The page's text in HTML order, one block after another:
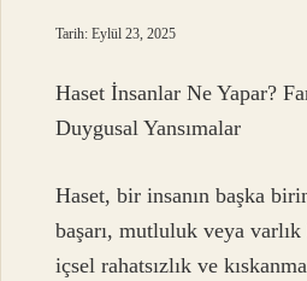
Tarih: Eylül 23, 2025
Haset İnsanlar Ne Yapar?
Duygusal Yansımalar
Haset, bir insanın başka
başarı, mutluluk veya varlık
içsel rahatsızlık ve